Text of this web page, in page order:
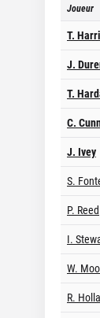
Joueur
T.
J.
T.
C.
J. Ivey
S.
P. Reed
I.
W.
R.